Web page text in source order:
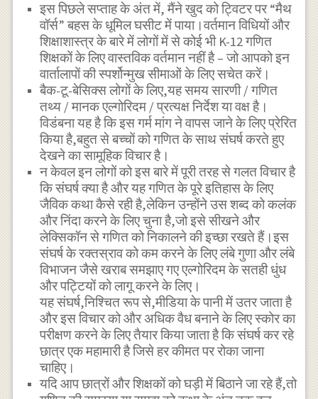
इस पिछले सप्ताह के अंत में, मैंने खुद को ट्विटर पर “मैथ
वॉर्स” बहस के धूमिल घसीट में पाया।वर्तमान विधियों और
शिक्षाशास्त्र के बारे में लोगों में से कोई भी K-12 गणित
शिक्षकों के लिए वास्तविक वर्तमान नहीं है – जो आपको इन
वार्तालापों की स्पर्शोन्मुख सीमाओं के लिए सचेत करें।
बैक-टू-बेसिक्स लोगों के लिए,यह समय सारणी / गणित
तथ्य / मानक एल्गोरिदम / प्रत्यक्ष निर्देश या वक्ष है।
विडंबना यह है कि इस गर्म मांग ने वापस जाने के लिए प्रेरित
किया है,बहुत से बच्चों को गणित के साथ संघर्ष करते हुए
देखने का सामूहिक विचार है।
न केवल इन लोगों को इस बारे में पूरी तरह से गलत विचार है
कि संघर्ष क्या है और यह गणित के पूरे इतिहास के लिए
जैविक कथा कैसे रही है,लेकिन उन्होंने उस शब्द को कलंक
और निंदा करने के लिए चुना है,जो इसे सीखने और
लेक्सिकॉन से गणित को निकालने की इच्छा रखते हैं।इस
संघर्ष के रक्तस्राव को कम करने के लिए लंबे गुणा और लंबे
विभाजन जैसे खराब समझाए गए एल्गोरिदम के सतही धुंध
और पट्टियों को लागू करने के लिए।
यह संघर्ष,निश्चित रूप से,मीडिया के पानी में उतर जाता है
और इस विचार को और अधिक वैध बनाने के लिए स्कोर का
परीक्षण करने के लिए तैयार किया जाता है कि संघर्ष कर रहे
छात्र एक महामारी है जिसे हर कीमत पर रोका जाना
चाहिए।
यदि आप छात्रों और शिक्षकों को घड़ी में बिठाने जा रहे हैं,तो